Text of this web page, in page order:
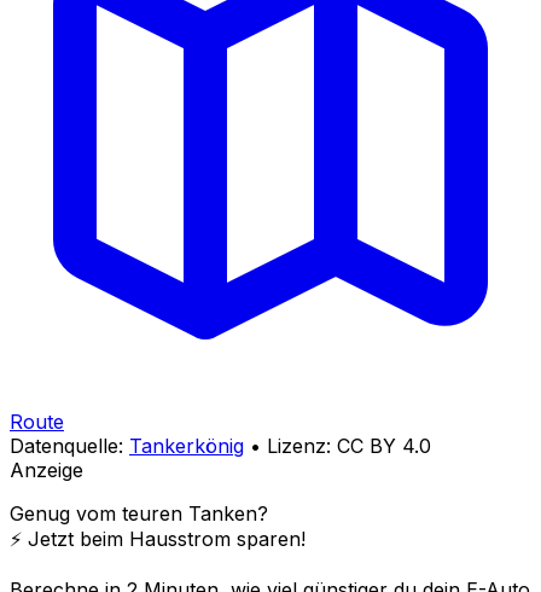
Route
Datenquelle: Tankerkönig • Lizenz: CC BY 4.0
Anzeige
Genug vom teuren Tanken?
⚡️ Jetzt beim Hausstrom sparen!